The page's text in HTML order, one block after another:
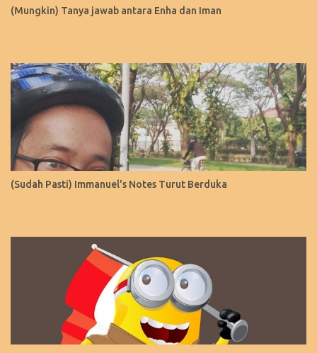
(Mungkin) Tanya jawab antara Enha dan Iman
(Sudah Pasti) Immanuel's Notes Turut Berduka